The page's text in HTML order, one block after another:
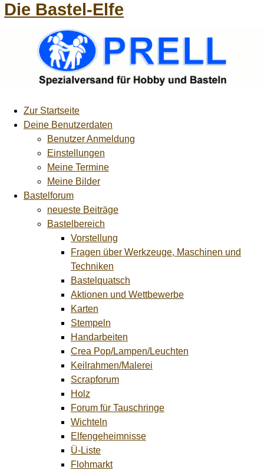
Die Bastel-Elfe
Zur Startseite
Deine Benutzerdaten
Benutzer Anmeldung
Einstellungen
Meine Termine
Meine Bilder
Bastelforum
neueste Beiträge
Bastelbereich
Vorstellung
Fragen über Werkzeuge, Maschinen und
Techniken
Bastelquatsch
Aktionen und Wettbewerbe
Karten
Stempeln
Handarbeiten
Crea Pop/Lampen/Leuchten
Keilrahmen/Malerei
Scrapforum
Holz
Forum für Tauschringe
Wichteln
Elfengeheimnisse
Ü-Liste
Flohmarkt